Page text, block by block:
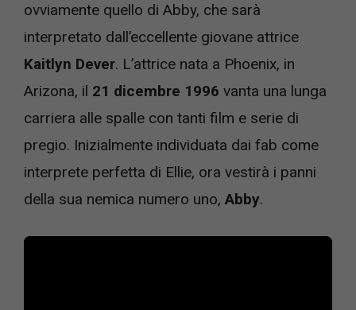
ovviamente quello di Abby, che sarà
interpretato dall’eccellente giovane attrice
Kaitlyn Dever. L’attrice nata a Phoenix, in
Arizona, il 21 dicembre 1996 vanta una lunga
carriera alle spalle con tanti film e serie di
pregio. Inizialmente individuata dai fab come
interprete perfetta di Ellie, ora vestirà i panni
della sua nemica numero uno, Abby.